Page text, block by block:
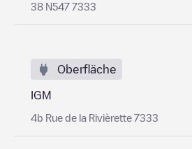
38 N547 7333
Oberfläche
IGM
4b Rue de la Rivièrette 7333